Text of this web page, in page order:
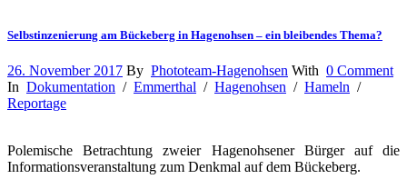
Selbstinzenierung am Bückeberg in Hagenohsen – ein bleibendes Thema?
26. November 2017 By Phototeam-Hagenohsen With 0 Comment
In Dokumentation / Emmerthal / Hagenohsen / Hameln /
Reportage
Polemische Betrachtung zweier Hagenohsener Bürger auf die
Informationsveranstaltung zum Denkmal auf dem Bückeberg.